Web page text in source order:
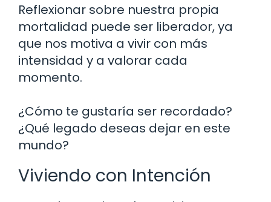
Reflexionar sobre nuestra propia
mortalidad puede ser liberador, ya
que nos motiva a vivir con más
intensidad y a valorar cada
momento.
¿Cómo te gustaría ser recordado?
¿Qué legado deseas dejar en este
mundo?
Viviendo con Intención